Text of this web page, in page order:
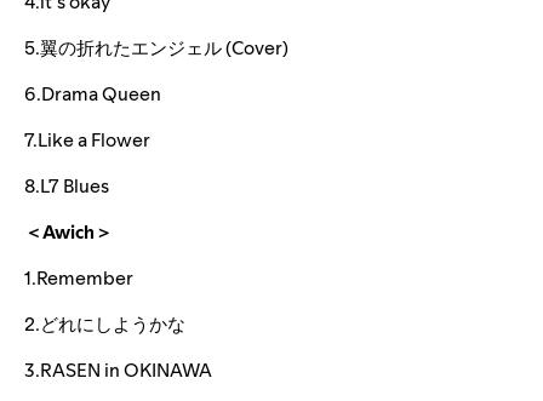
5.翼の折れたエンジェル (Cover)
6.Drama Queen
7.Like a Flower
8.L7 Blues
＜Awich＞
1.Remember
2.どれにしようかな
3.RASEN in OKINAWA